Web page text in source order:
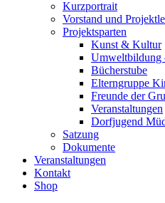
Kurzportrait
Vorstand und
Projektsparten
Kunst & Kultur
Umweltbildung
Bücherstube
Elterngruppe
Freunde der
Veranstaltungen
Dorfjugend
Satzung
Dokumente
Veranstaltungen
Kontakt
Shop